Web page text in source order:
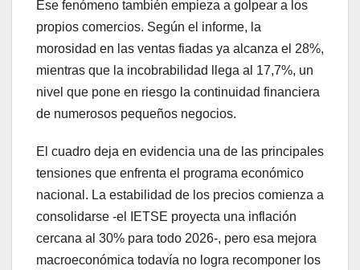
Ese fenómeno también empieza a golpear a los
propios comercios. Según el informe, la
morosidad en las ventas fiadas ya alcanza el 28%,
mientras que la incobrabilidad llega al 17,7%, un
nivel que pone en riesgo la continuidad financiera
de numerosos pequeños negocios.
El cuadro deja en evidencia una de las principales
tensiones que enfrenta el programa económico
nacional. La estabilidad de los precios comienza a
consolidarse -el IETSE proyecta una inflación
cercana al 30% para todo 2026-, pero esa mejora
macroeconómica todavía no logra recomponer los